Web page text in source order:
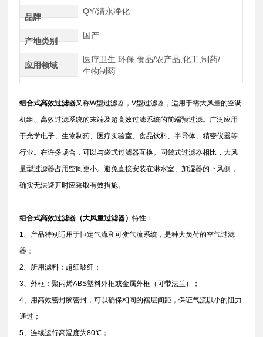
品牌
QY/清永净化
产地类别
国产
应用领域
医疗卫生,环保,食品/农产品,化工,制药/
生物制药
组合式高效过滤器又称W型过滤器，V型过滤器，适用于需大风量的空调
机组、高效过滤系统的末端及超高效过滤系统的前端预过滤。广泛应用
于光学电子、生物制药、医疗实验室、食品饮料、半导体、精密仪器等
行业。在许多场合，可以与袋式过滤器互换。同袋式过滤器相比，大风
量型过滤器占用空间更小。避免直接安装在淋水室、加湿器的下风侧，
确实无法避开时应采取有效措施。
组合式高效过滤器（大风量过滤器）特性：
1、产品特别适用于恒定气流和可变气流系统，是种大负荷的空气过滤
器；
2、所用滤料：超细玻纤；
3、外框：聚丙烯ABS塑料外框或金属外框（可带法兰）；
4、用高效密封胶密封，可以确保相同的褶层间距，保证气流以小的阻力
通过；
5、连续运行高温度为80℃；